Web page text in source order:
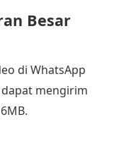
Besar
di WhatsApp
mengirim